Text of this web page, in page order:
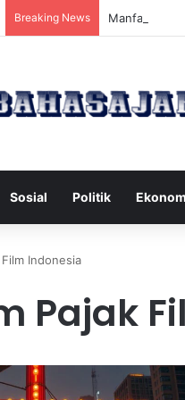
Breaking News Manfaat dan
Sosial Politik
Indonesia
Pajak